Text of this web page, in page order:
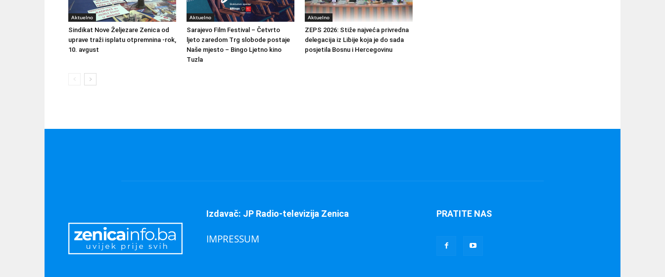
Aktuelno
Sindikat Nove Željezare Zenica od
uprave traži isplatu otpremnina -rok,
10. avgust
Aktuelno
Sarajevo Film Festival – Četvrto
ljeto zaredom Trg slobode postaje
Naše mjesto – Bingo Ljetno kino
Tuzla
Aktuelno
ZEPS 2026: Stiže najveća privredna
delegacija iz Libije koja je do sada
posjetila Bosnu i Hercegovinu
Izdavač: JP Radio-televizija Zenica
IMPRESSUM
PRATITE NAS